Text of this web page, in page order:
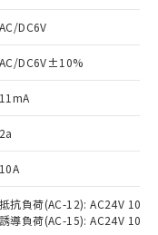
AC/DC6V
AC/DC6V±10%
11mA
2a
10A
抵抗負荷(AC-12): AC24V 10A/
誘導負荷(AC-15): AC24V
同意のうえ
器事業取扱
標準価格
くもので
品の中には、
質）の非含
予定のある
10物質）の
品を出す予
10物質）の
は確認中の
形物で、有
す。
部品として
中国RoHSの
す。
中国RoHSの